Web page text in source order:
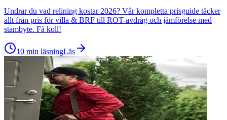
Undrar du vad relining kostar 2026? Vår kompletta prisguide täcker
allt från pris för villa & BRF till ROT-avdrag och jämförelse med
stambyte. Få koll!
10 min läsningLäs